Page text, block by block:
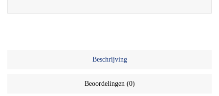
Beschrijving
Beoordelingen (0)